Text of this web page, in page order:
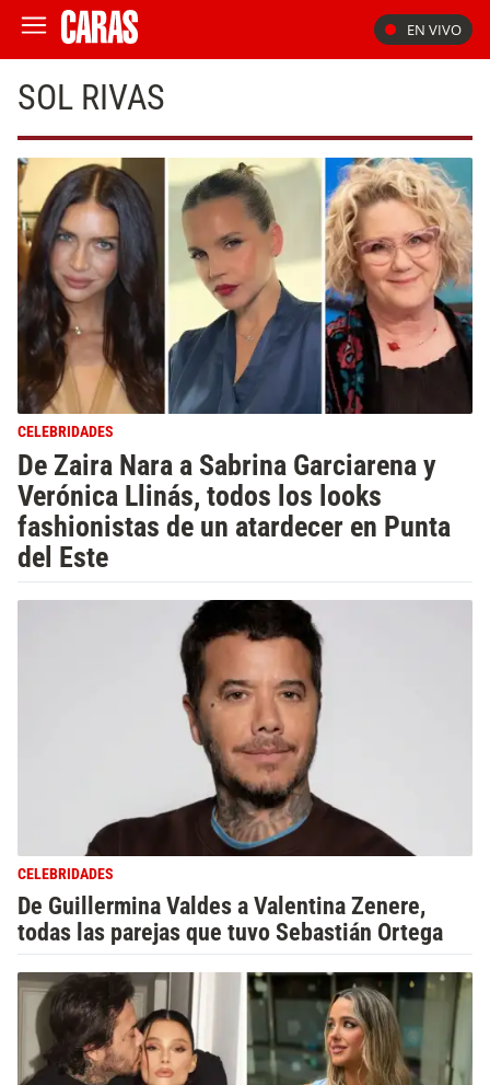
EN VIVO
SOL RIVAS
CELEBRIDADES
De Zaira Nara a Sabrina Garciarena y
Verónica Llinás, todos los looks
fashionistas de un atardecer en Punta
del Este
CELEBRIDADES
De Guillermina Valdes a Valentina Zenere,
todas las parejas que tuvo Sebastián Ortega